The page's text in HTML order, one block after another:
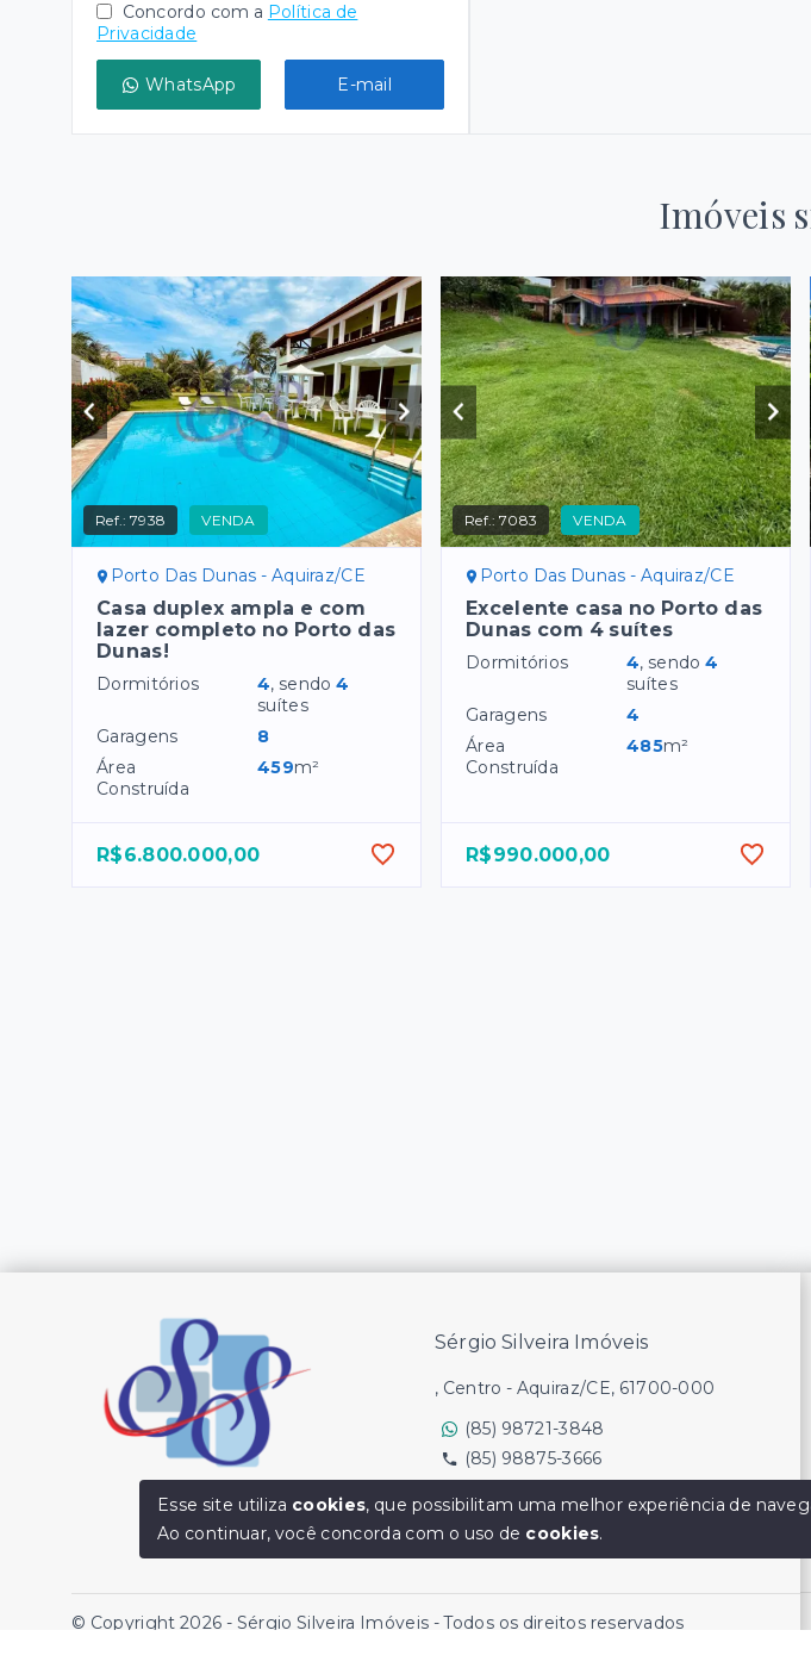
Concordo com a Política de
Privacidade
WhatsApp E-mail
Imóveis
Ref.:7938 VENDA
Porto Das Dunas - Aquiraz/CE
Casa duplex ampla e com
lazer completo no Porto das
Dunas!
Dormitórios 4, sendo4
suítes
Garagens
8
Área
Construída
459m²
R$6.800.000,00
Ref.:7083 VENDA
Porto Das Dunas - Aquiraz/CE
Excelente casa no Porto das
Dunas com 4 suítes
Dormitórios 4, sendo4
suítes
Garagens
4
Área
Construída
485m²
R$990.000,00
Sérgio Silveira Imóveis
, Centro - Aquiraz/CE, 61700-000
(85) 98721-3848
(85) 98875-3666
© Copyright 2026 - Sérgio Silveira Imóveis - Todos os direitos reservados
Esse site utiliza cookies, que possibilitam uma melhor experiência de
Ao continuar, você concorda com o uso de cookies.